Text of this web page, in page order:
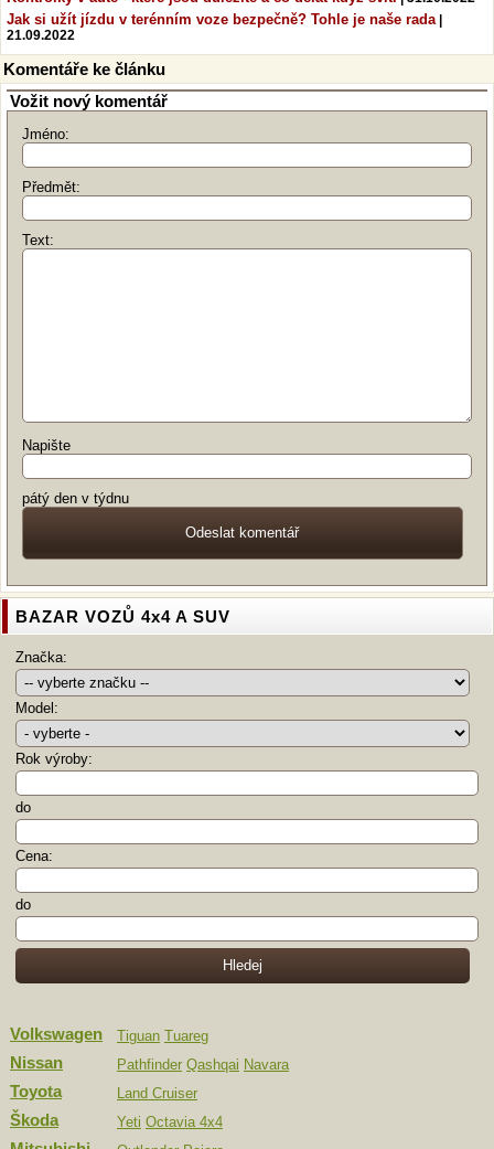
Jak si užít jízdu v terénním voze bezpečně? Tohle je naše rada|
21.09.2022
Komentáře ke článku
Vožit nový komentář
Jméno:
Předmět:
Text:
Napište
pátý den v týdnu
BAZAR VOZŮ 4x4 A SUV
Značka:
Model:
Rok výroby:
do
Cena:
do
Volkswagen Tiguan Tuareg
Nissan Pathfinder Qashqai Navara
Toyota Land Cruiser
Škoda Yeti Octavia 4x4